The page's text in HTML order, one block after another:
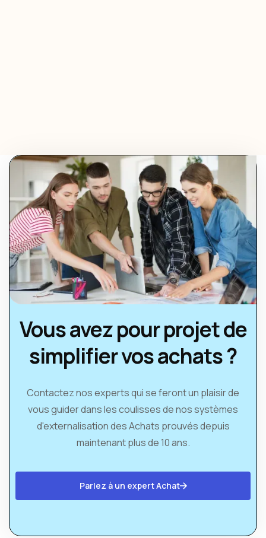
Vous avez pour projet de
simplifier vos achats ?
Contactez nos experts qui se feront un plaisir de
vous guider dans les coulisses de nos systèmes
d'externalisation des Achats prouvés depuis
maintenant plus de 10 ans.
Parlez à un expert Achat